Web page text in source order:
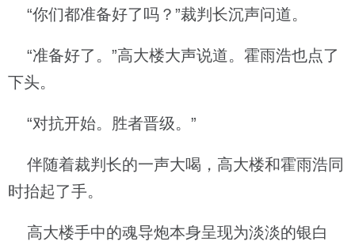
“你们都准备好了吗？”裁判长沉声问道。
“准备好了。”高大楼大声说道。霍雨浩也点了
下头。
“对抗开始。胜者晋级。”
伴随着裁判长的一声大喝，高大楼和霍雨浩同
时抬起了手。
高大楼手中的魂导炮本身呈现为淡淡的银白